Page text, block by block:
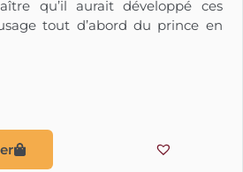
qu’il aurait développé ces
tout d’abord du prince en